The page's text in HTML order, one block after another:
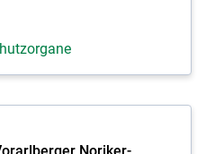
Noriker-